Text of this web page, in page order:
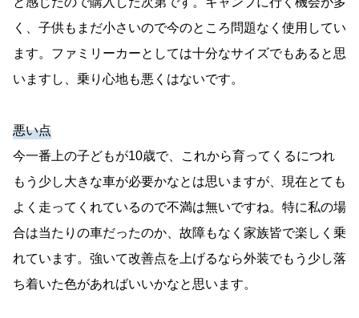
く、子供もまだ小さいので今のところ問題なく使用してい
ます。ファミリーカーとしては十分なサイズでもあると思
いますし、乗り心地も悪くはないです。
悪い点
今一番上の子どもが10歳で、これから育ってくるにつれ
もう少し大きな車が必要かなとは思いますが、現在とても
よく走ってくれているので不満は無いですね。特に私の場
合は当たりの車だったのか、故障もなく家族皆で楽しく乗
れています。強いて改善点を上げるなら外装でもう少し落
ち着いた色があればいいかなと思います。